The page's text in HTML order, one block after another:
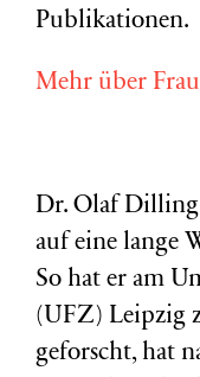
Publikationen.
Mehr über
Dr. Olaf
auf eine lange
So hat er am
(UFZ) Leipzig
geforscht, hat